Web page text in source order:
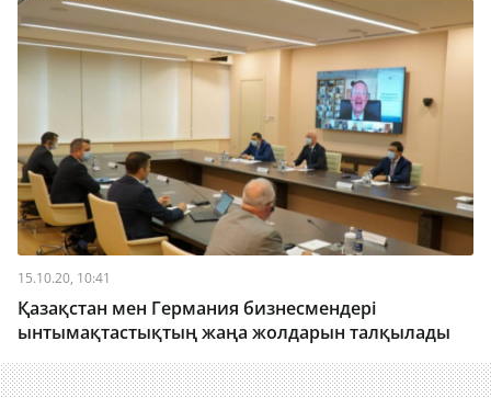
15.10.20, 10:41
Қазақстан мен Германия бизнесмендері
ынтымақтастықтың жаңа жолдарын талқылады